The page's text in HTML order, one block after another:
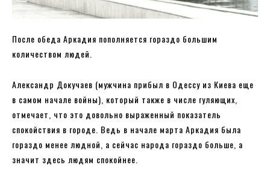
После обеда Аркадия пополняется гораздо большим
количеством людей.
Александр Докучаев (мужчина прибыл в Одессу из Киева еще
в самом начале войны), который также в числе гуляющих,
отмечает, что это довольно выраженный показатель
спокойствия в городе. Ведь в начале марта Аркадия была
гораздо менее людной, а сейчас народа гораздо больше, а
значит здесь людям спокойнее.